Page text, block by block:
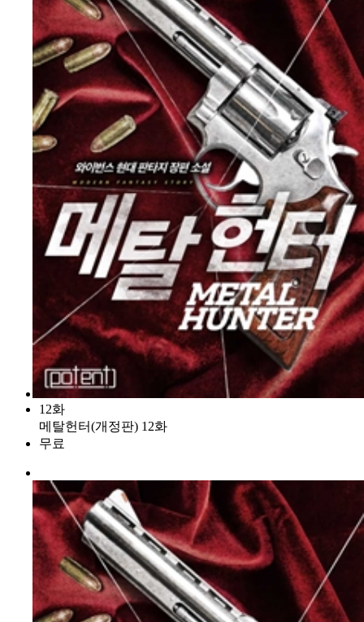
12화
메탈헌터(개정판) 12화
무료